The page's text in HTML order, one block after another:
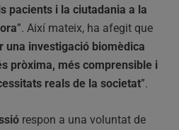
pacients i la ciutadania a la
”. Així mateix, ha afegit que
una investigació biomèdica
pròxima, més comprensible i
reals de la societat”.
respon a una voluntat de